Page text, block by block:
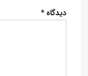
دیدگاه*